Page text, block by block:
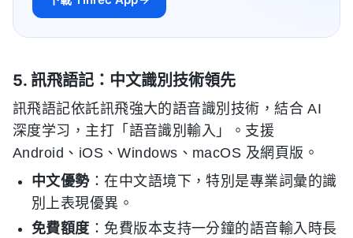
5. 訊飛語記：中文識別技術領先
訊飛語記依託訊飛強大的語音識別技術，結合 AI
深度学习，主打「語音識別輸入」。支援
Android、iOS、Windows、macOS 及網頁版。
中文優勢：在中文語境下，特別是專業詞彙的識
別上表現優異。
免費額度 ：免費版本支持一分鐘的語音輸入時長